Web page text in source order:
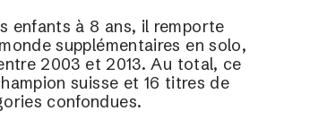
enfants à 8 ans, il remporte
supplémentaires en solo,
2003 et 2013. Au total, ce
suisse et 16 titres de
confondues.